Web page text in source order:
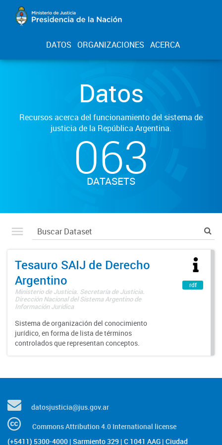
DATOS ORGANIZACIONES ACERCA
Datos
Recursos acerca del funcionamiento del sistema de
justicia de la República Argentina.
063
DATASETS
Tesauro SAIJ de Derecho
Argentino
Ministerio de Justicia. Secretaría de Justicia.
Dirección Nacional del Sistema Argentino de
Información Jurídica
Sistema de organización del conocimiento
jurídico, en forma de lista de términos
controlados que representan conceptos.
rdf
datosjusticia@jus.gov.ar
Commons Attribution 4.0 International license
(+5411) 5300-4000 | Sarmiento 329 | C 1041 AAG | Ciudad